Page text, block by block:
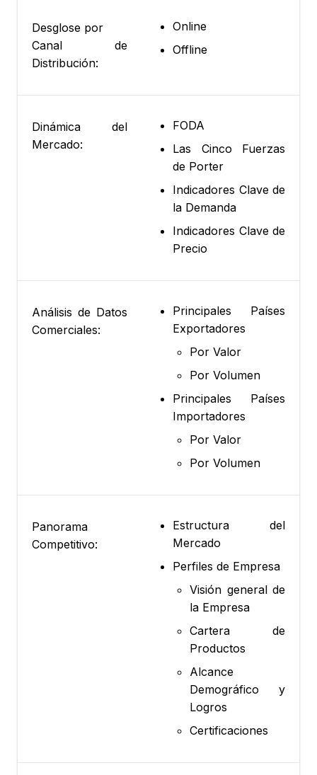
Desglose por
Canal de
Distribución:
Online
Offline
Dinámica del
Mercado:
FODA
Las Cinco Fuerzas
de Porter
Indicadores Clave de
la Demanda
Indicadores Clave de
Precio
Análisis de Datos
Comerciales:
Principales Países
Exportadores
Por Valor
Por Volumen
Principales Países
Importadores
Por Valor
Por Volumen
Panorama
Competitivo:
Estructura del
Mercado
Perfiles de Empresa
Visión general de
la Empresa
Cartera de
Productos
Alcance
Demográfico y
Logros
Certificaciones